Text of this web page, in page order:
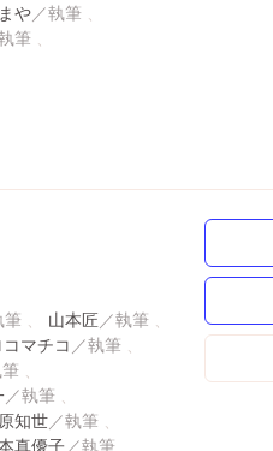
や
山本匠
コマチコ
知世
真優子